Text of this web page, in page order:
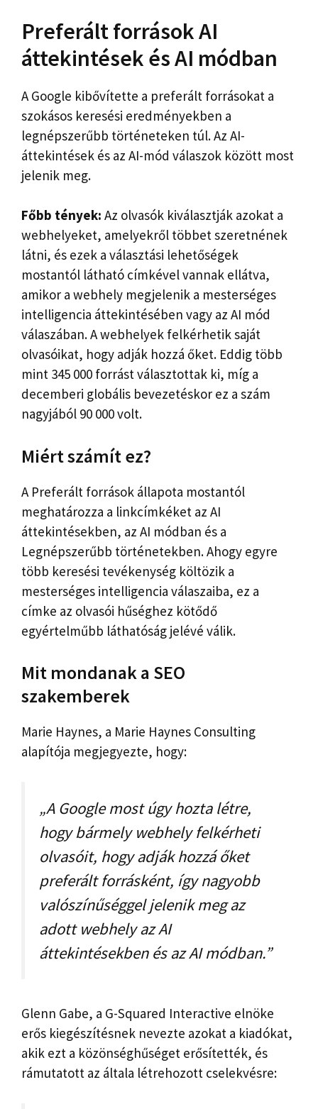
Preferált források AI
áttekintések és AI módban
A Google kibővítette a preferált forrásokat a
szokásos keresési eredményekben a
legnépszerűbb történeteken túl. Az AI-
áttekintések és az AI-mód válaszok között most
jelenik meg.
Főbb tények: Az olvasók kiválasztják azokat a
webhelyeket, amelyekről többet szeretnének
látni, és ezek a választási lehetőségek
mostantól látható címkével vannak ellátva,
amikor a webhely megjelenik a mesterséges
intelligencia áttekintésében vagy az AI mód
válaszában. A webhelyek felkérhetik saját
olvasóikat, hogy adják hozzá őket. Eddig több
mint 345 000 forrást választottak ki, míg a
decemberi globális bevezetéskor ez a szám
nagyjából 90 000 volt.
Miért számít ez?
A Preferált források állapota mostantól
meghatározza a linkcímkéket az AI
áttekintésekben, az AI módban és a
Legnépszerűbb történetekben. Ahogy egyre
több keresési tevékenység költözik a
mesterséges intelligencia válaszaiba, ez a
címke az olvasói hűséghez kötődő
egyértelműbb láthatóság jelévé válik.
Mit mondanak a SEO
szakemberek
Marie Haynes, a Marie Haynes Consulting
alapítója megjegyezte, hogy:
„A Google most úgy hozta létre,
hogy bármely webhely felkérheti
olvasóit, hogy adják hozzá őket
preferált forrásként, így nagyobb
valószínűséggel jelenik meg az
adott webhely az AI
áttekintésekben és az AI módban.”
Glenn Gabe, a G-Squared Interactive elnöke
erős kiegészítésnek nevezte azokat a kiadókat,
akik ezt a közönséghűséget erősítették, és
rámutatott az általa létrehozott cselekvésre: